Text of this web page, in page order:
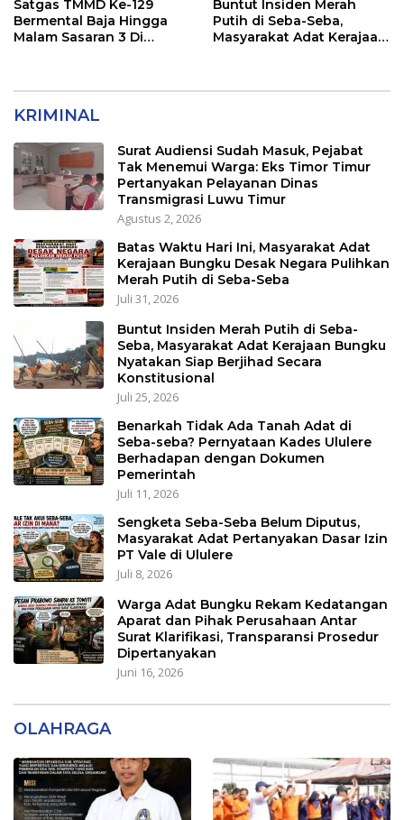
Satgas TMMD Ke-129
Bermental Baja Hingga
Malam Sasaran 3 Di
Buntut Insiden Merah
Putih di Seba-Seba,
Masyarakat Adat Kerajaan
KRIMINAL
Surat Audiensi Sudah Masuk, Pejabat
Tak Menemui Warga: Eks Timor Timur
Pertanyakan Pelayanan Dinas
Transmigrasi Luwu Timur
Agustus 2, 2026
Batas Waktu Hari Ini, Masyarakat Adat
Kerajaan Bungku Desak Negara Pulihkan
Merah Putih di Seba-Seba
Juli 31, 2026
Buntut Insiden Merah Putih di Seba-
Seba, Masyarakat Adat Kerajaan Bungku
Nyatakan Siap Berjihad Secara
Konstitusional
Juli 25, 2026
Benarkah Tidak Ada Tanah Adat di
Seba-seba? Pernyataan Kades Ululere
Berhadapan dengan Dokumen
Pemerintah
Juli 11, 2026
Sengketa Seba-Seba Belum Diputus,
Masyarakat Adat Pertanyakan Dasar Izin
PT Vale di Ululere
Juli 8, 2026
Warga Adat Bungku Rekam Kedatangan
Aparat dan Pihak Perusahaan Antar
Surat Klarifikasi, Transparansi Prosedur
Dipertanyakan
Juni 16, 2026
OLAHRAGA